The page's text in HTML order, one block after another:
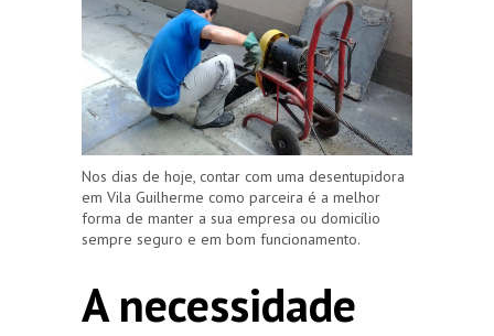
Nos dias de hoje, contar com uma desentupidora
em Vila Guilherme como parceira é a melhor
forma de manter a sua empresa ou domicílio
sempre seguro e em bom funcionamento.
A necessidade